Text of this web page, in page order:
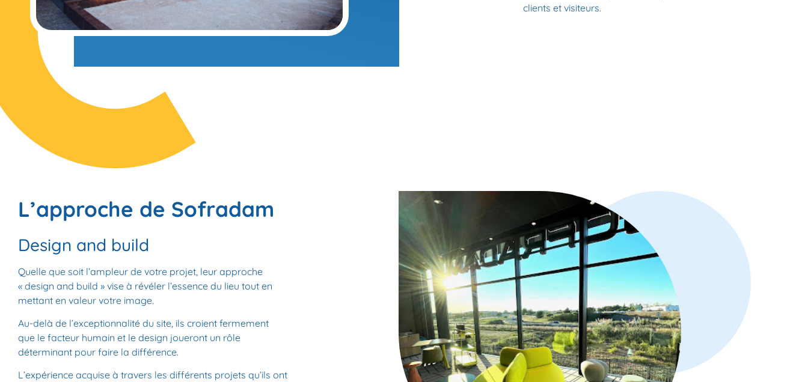
clients et visiteurs.
L’approche de Sofradam
Design and build
Quelle que soit l’ampleur de votre projet, leur approche
« design and build » vise à révéler l’essence du lieu tout en
mettant en valeur votre image.
Au-delà de l’exceptionnalité du site, ils croient fermement
que le facteur humain et le design joueront un rôle
déterminant pour faire la différence.
L’expérience acquise à travers les différents projets qu’ils ont